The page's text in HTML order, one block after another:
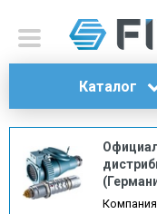
Каталог
Компания